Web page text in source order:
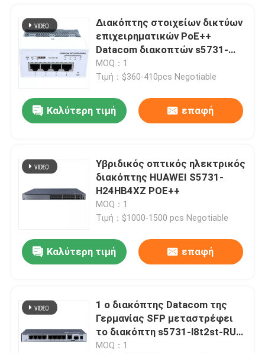
Διακόπτης στοιχείων δικτύων
επιχειρηματικών PoE++
Datacom διακοπτών s5731-
l4p2hw-RUA
MOQ：1
Τιμή：$360-410pcs Negotiable
Καλύτερη τιμή επαφή
Υβριδικός οπτικός ηλεκτρικός
διακόπτης HUAWEI S5731-
H24HB4XZ POE++
MOQ：1
Τιμή：$1000-1500 pcs Negotiable
Καλύτερη τιμή επαφή
1 ο διακόπτης Datacom της
Γερμανίας SFP μεταστρέφει
το διακόπτη s5731-l8t2st-RUA
Gigabit 8 λιμένων
MOQ：1